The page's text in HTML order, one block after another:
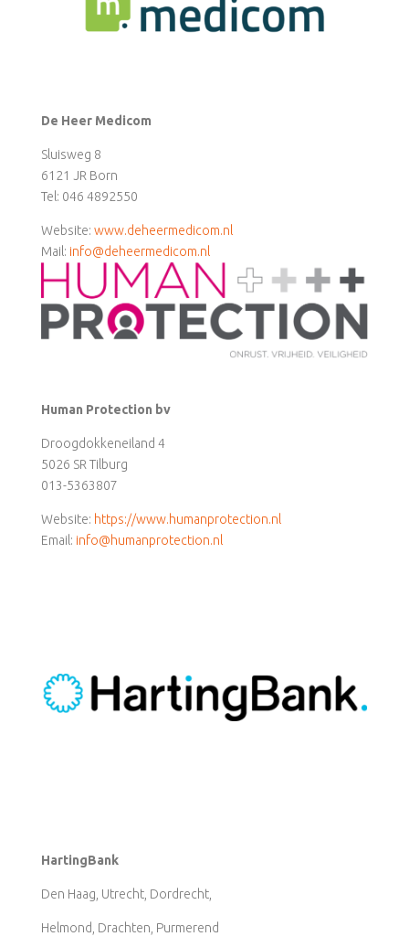
De Heer Medicom
Sluisweg 8
6121 JR Born
Tel: 046 4892550
Website: www.deheermedicom.nl
Mail: info@deheermedicom.nl
Human Protection bv
Droogdokkeneiland 4
5026 SR Tilburg
013-5363807
Website: https://www.humanprotection.nl
Email: info@humanprotection.nl
HartingBank
Den Haag, Utrecht, Dordrecht,
Helmond, Drachten, Purmerend